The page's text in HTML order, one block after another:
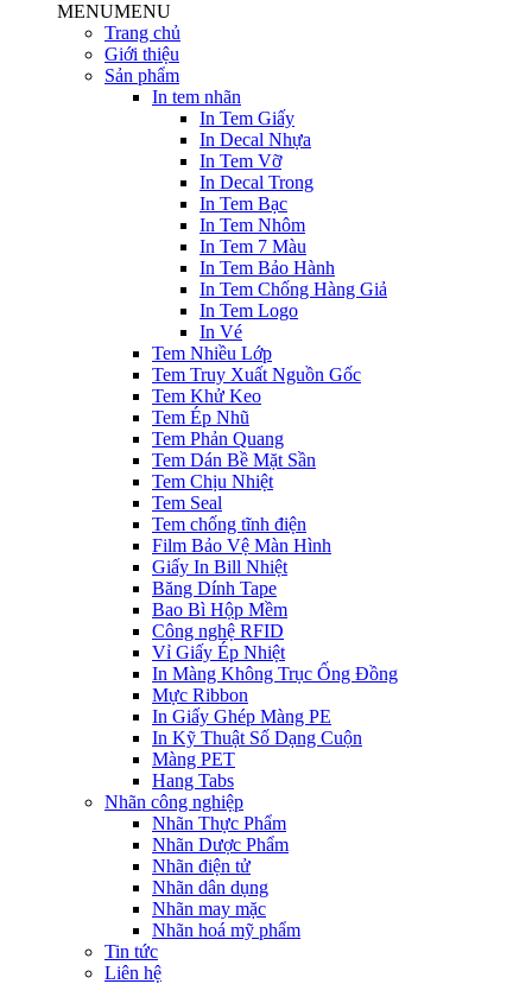
MENUMENU
Trang chủ
Giới thiệu
Sản phẩm
In tem nhãn
In Tem Giấy
In Decal Nhựa
In Tem Vỡ
In Decal Trong
In Tem Bạc
In Tem Nhôm
In Tem 7 Màu
In Tem Bảo Hành
In Tem Chống Hàng Giả
In Tem Logo
In Vé
Tem Nhiều Lớp
Tem Truy Xuất Nguồn Gốc
Tem Khử Keo
Tem Ép Nhũ
Tem Phản Quang
Tem Dán Bề Mặt Sần
Tem Chịu Nhiệt
Tem Seal
Tem chống tĩnh điện
Film Bảo Vệ Màn Hình
Giấy In Bill Nhiệt
Băng Dính Tape
Bao Bì Hộp Mềm
Công nghệ RFID
Vỉ Giấy Ép Nhiệt
In Màng Không Trục Ống Đồng
Mực Ribbon
In Giấy Ghép Màng PE
In Kỹ Thuật Số Dạng Cuộn
Màng PET
Hang Tabs
Nhãn công nghiệp
Nhãn Thực Phẩm
Nhãn Dược Phẩm
Nhãn điện tử
Nhãn dân dụng
Nhãn may mặc
Nhãn hoá mỹ phẩm
Tin tức
Liên hệ